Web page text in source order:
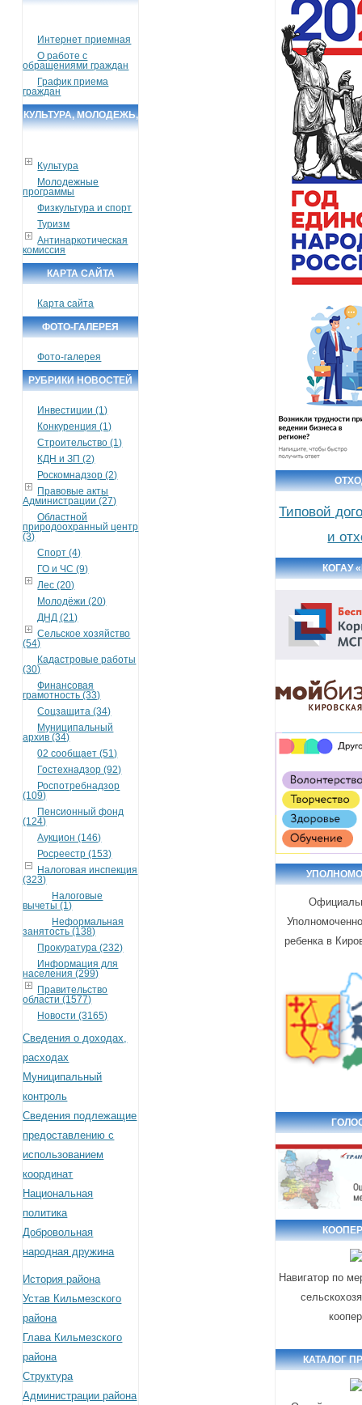
Интернет приемная
О работе с
обращениями граждан
График приема
граждан
КУЛЬТУРА, МОЛОДЕЖЬ,
Культура
Молодежные
программы
Физкультура и спорт
Туризм
Антинаркотическая
комиссия
КАРТА САЙТА
Карта сайта
ФОТО-ГАЛЕРЕЯ
Фото-галерея
РУБРИКИ НОВОСТЕЙ
Инвестиции (1)
Конкуренция (1)
Строительство (1)
КДН и ЗП (2)
Роскомнадзор (2)
Правовые акты
Администрации (27)
Областной
природоохранный центр
(3)
Спорт (4)
ГО и ЧС (9)
Лес (20)
Молодёжи (20)
ДНД (21)
Сельское хозяйство
(54)
Кадастровые работы
(30)
Финансовая
грамотность (33)
Соцзащита (34)
Муниципальный
архив (34)
02 сообщает (51)
Гостехнадзор (92)
Роспотребнадзор
(109)
Пенсионный фонд
(124)
Аукцион (146)
Росреестр (153)
Налоговая инспекция
(323)
Налоговые
вычеты (1)
Неформальная
занятость (138)
Прокуратура (232)
Информация для
населения (299)
Правительство
области (1577)
Новости (3165)
Сведения о доходах,
расходах
Муниципальный
контроль
Сведения подлежащие
предоставлению с
использованием
координат
Национальная
политика
Добровольная
народная дружина
История района
Устав Кильмезского
района
Глава Кильмезского
района
Структура
Администрации района
Типовой
и
КОГАУ
ребенка в
Навигатор по
КАТАЛОГ